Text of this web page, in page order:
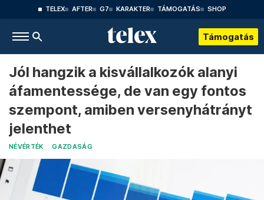
TELEX AFTER G7 KARAKTER TÁMOGATÁS SHOP
Támogatás
Jól hangzik a kisvállalkozók alanyi
áfamentessége, de van egy fontos
szempont, amiben versenyhátrányt
jelenthet
NÉVÉRTÉK GAZDASÁG